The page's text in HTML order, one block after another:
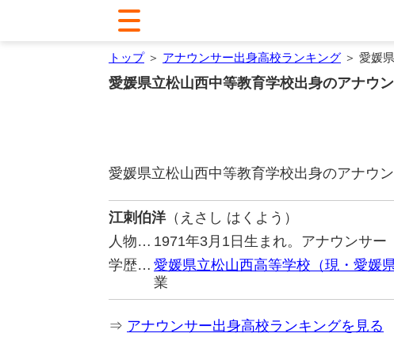
トップ＞ アナウンサー出身高校ランキング ＞ 愛媛
愛媛県立松山西中等教育学校出身のアナウ
愛媛県立松山西中等教育学校出身のアナウ
江刺伯洋（えさし はくよう）
人物… 1971年3月1日生まれ。アナウンサー
学歴… 愛媛県立松山西高等学校（現・愛媛
業
⇒ アナウンサー出身高校ランキングを見る